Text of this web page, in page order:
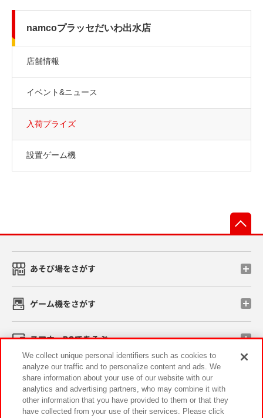
namcoプラッセだいわ出水店
店舗情報
イベント&ニュース
入荷プライズ
設置ゲーム機
あそび場をさがす
ゲーム機をさがす
スマホ・PCであそぶ
イベント・キャンペーン
We collect unique personal identifiers such as cookies to
analyze our traffic and to personalize content and ads. We
share information about your use of our website with our
analytics and advertising partners, who may combine it with
other information that you have provided to them or that they
have collected from your use of their services. Please click